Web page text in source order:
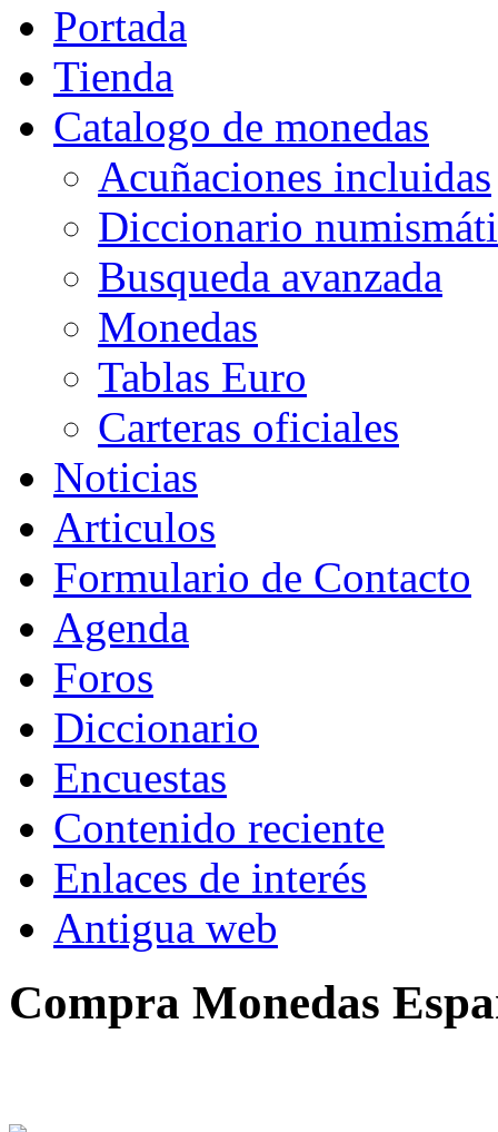
Portada
Tienda
Catalogo de monedas
Acuñaciones incluidas
Diccionario
Busqueda avanzada
Monedas
Tablas Euro
Carteras oficiales
Noticias
Articulos
Formulario de Contacto
Agenda
Foros
Diccionario
Encuestas
Contenido reciente
Enlaces de interés
Antigua web
Compra Monedas